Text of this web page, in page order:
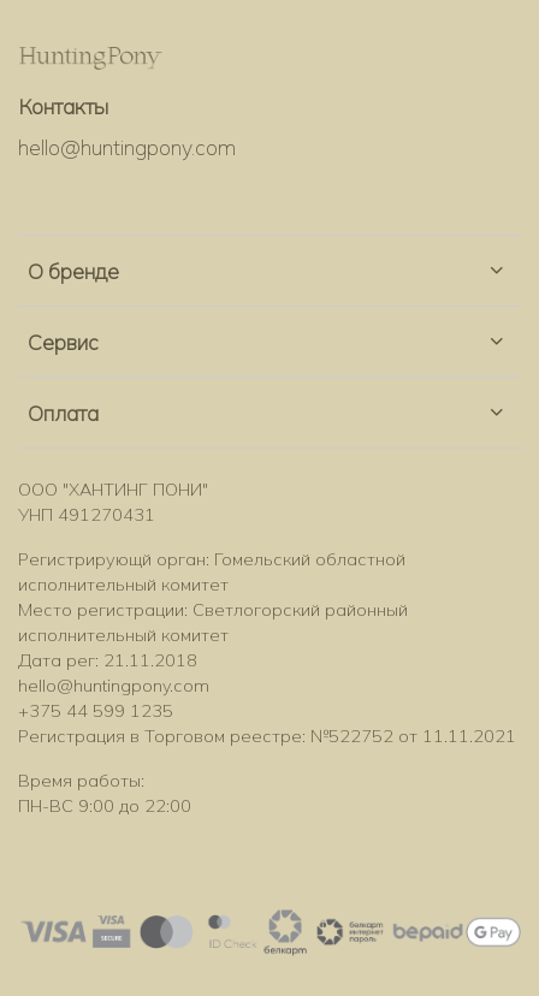
О бренде
Сервис
Оплата
Контакты
hello@huntingpony.com
ООО "ХАНТИНГ ПОНИ"
УНП 491270431
Регистрирующй орган: Гомельский областной
исполнительный комитет
Место регистрации: Светлогорский районный
исполнительный комитет
Дата рег: 21.11.2018
hello@huntingpony.com
+375 44 599 1235
Регистрация в Торговом реестре: №522752 от 11.11.2021
Время работы:
ПН-ВС 9:00 до 22:00